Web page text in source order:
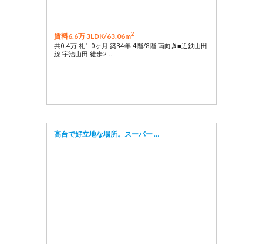
賃料6.6万 3LDK/63.06m2
共0.4万 礼1.0ヶ月 築34年 4階/8階 南向き■近鉄山田
線 宇治山田 徒歩2 …
高台で好立地な場所。スーパー …